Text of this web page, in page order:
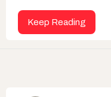
Keep Reading